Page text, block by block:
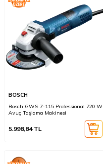
BOSCH
Bosch GWS 7-115 Professional 720 W
Avuç Taşlama Makinesi
5.998,84TL